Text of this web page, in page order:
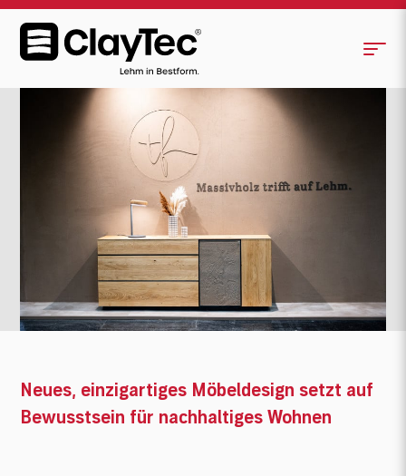
Neues, einzigartiges Möbeldesign setzt auf
Bewusstsein für nachhaltiges Wohnen
>
Neues, einzigartiges Möbeldesign setzt auf
Bewusstsein für nachhaltiges Wohnen